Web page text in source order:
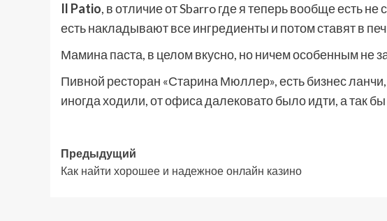
Il Patio, в отличие от Sbarro где я теперь вообще есть не
есть накладывают все ингредиенты и потом ставят в
Мамина паста, в целом вкусно, но ничем особенным не
Пивной ресторан «Старина Мюллер», есть бизнес
иногда ходили, от офиса далековато было идти, а так
Навигация
записи
Предыдущий
Как найти хорошее и надежное онлайн казино